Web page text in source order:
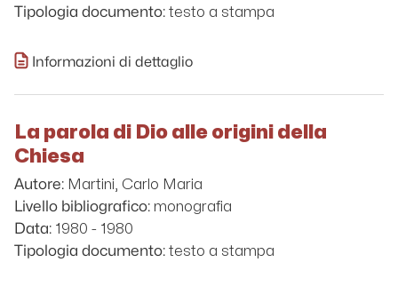
Tipologia documento: testo a stampa
Informazioni di dettaglio
La parola di Dio alle origini della
Chiesa
Autore: Martini, Carlo Maria
Livello bibliografico: monografia
Data: 1980 - 1980
Tipologia documento: testo a stampa